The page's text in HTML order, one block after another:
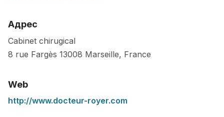
Адрес
Cabinet chirugical
8 rue Fargès 13008 Marseille, France
Web
http://www.docteur-royer.com